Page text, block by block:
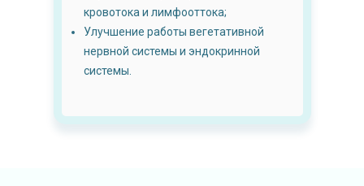
кровотока и лимфооттока;
Улучшение работы вегетативной
нервной системы и эндокринной
системы.